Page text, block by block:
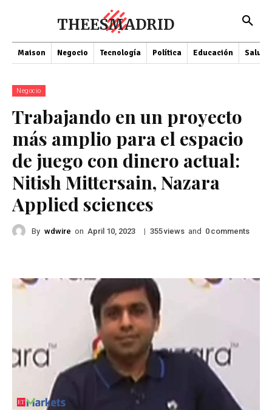
THEESMADRID
Maison Negocio Tecnología Política Educación Salud
Negocio
Trabajando en un proyecto
más amplio para el espacio
de juego con dinero actual:
Nitish Mittersain, Nazara
Applied sciences
By wdwire on April 10, 2023 | 355views and 0 comments